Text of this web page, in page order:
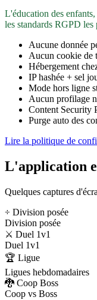
L'éducation des
les standards RGPD les
Aucune donnée
Aucun cookie de
Hébergement
IP hashée + sel
Mode hors ligne
Aucun profilage
Content Security
Purge auto des
Lire la politique de
L'application
Quelques captures
÷ Division posée
Division posée
⚔️ Duel 1v1
Duel 1v1
🏆 Ligue
Ligues hebdomadaires
🐉 Coop Boss
Coop vs Boss